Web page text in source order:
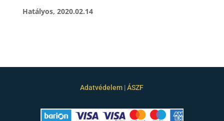
Hatályos, 2020.02.14
Adatvédelem |ÁSZF